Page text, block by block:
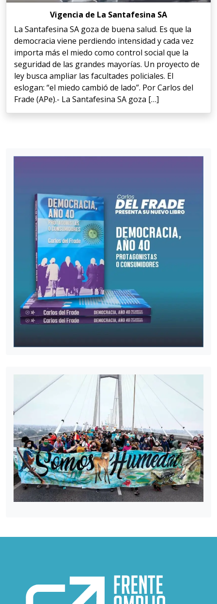
Vigencia de La Santafesina SA
La Santafesina SA goza de buena salud. Es que la
democracia viene perdiendo intensidad y cada vez
importa más el miedo como control social que la
seguridad de las grandes mayorías. Un proyecto de
ley busca ampliar las facultades policiales. El
eslogan: “el miedo cambió de lado”. Por Carlos del
Frade (APe).- La Santafesina SA goza […]